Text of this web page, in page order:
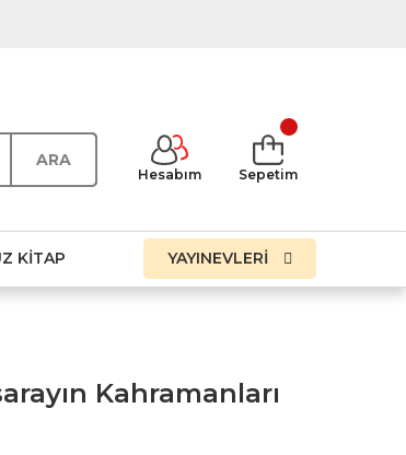
ARA
Hesabım Sepetim
KITAP YAYINEVLERİ
Kahramanları